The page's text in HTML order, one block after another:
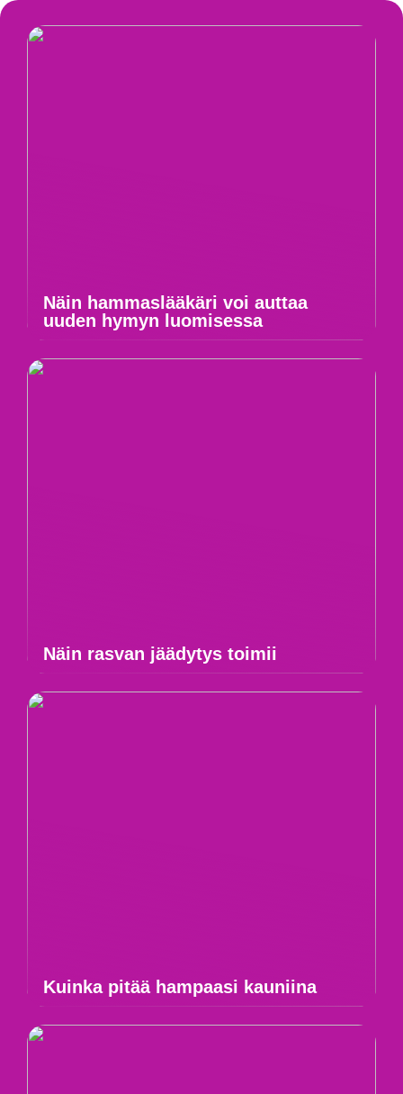
Näin hammaslääkäri voi auttaa
uuden hymyn luomisessa
Näin rasvan jäädytys toimii
Kuinka pitää hampaasi kauniina